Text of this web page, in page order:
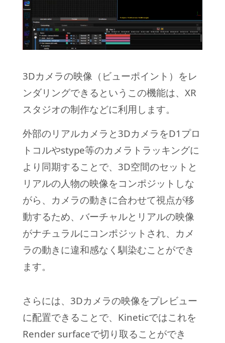
3Dカメラの映像（ビューポイント）をレ
ンダリングできるというこの機能は、XR
スタジオの制作などに利用します。
外部のリアルカメラと3DカメラをD1プロ
トコルやstype等のカメラトラッキングに
より同期することで、3D空間のセットと
リアルの人物の映像をコンポジットしな
がら、カメラの動きに合わせて視点が移
動するため、バーチャルとリアルの映像
がナチュラルにコンポジットされ、カメ
ラの動きに違和感なく馴染むことができ
ます。
さらには、3Dカメラの映像をプレビュー
に配置できることで、Kineticではこれを
Render surfaceで切り取ることができ